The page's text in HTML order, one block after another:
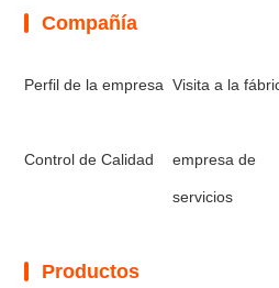
Compañía
Perfil de la empresa Visita a la
Control de Calidad empresa de
servicios
Productos